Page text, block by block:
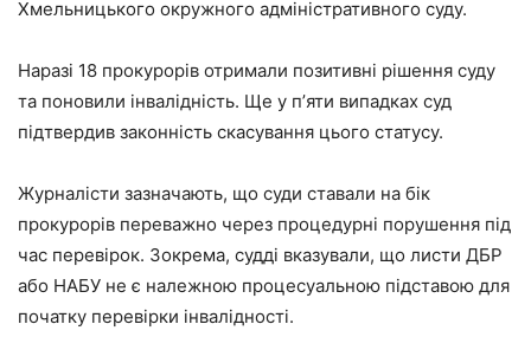
Хмельницького окружного адміністративного суду.
Наразі 18 прокурорів отримали позитивні рішення суду
та поновили інвалідність. Ще у пʼяти випадках суд
підтвердив законність скасування цього статусу.
Журналісти зазначають, що суди ставали на бік
прокурорів переважно через процедурні порушення під
час перевірок. Зокрема, судді вказували, що листи ДБР
або НАБУ не є належною процесуальною підставою для
початку перевірки інвалідності.